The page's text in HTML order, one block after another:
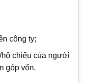
công ty;
chiếu của người
góp vốn.